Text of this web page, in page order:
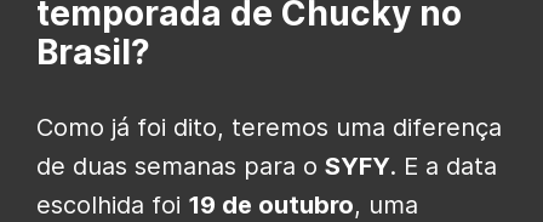
temporada de Chucky no
Brasil?
Como já foi dito, teremos uma diferença
de duas semanas para o SYFY. E a data
escolhida foi 19 de outubro, uma